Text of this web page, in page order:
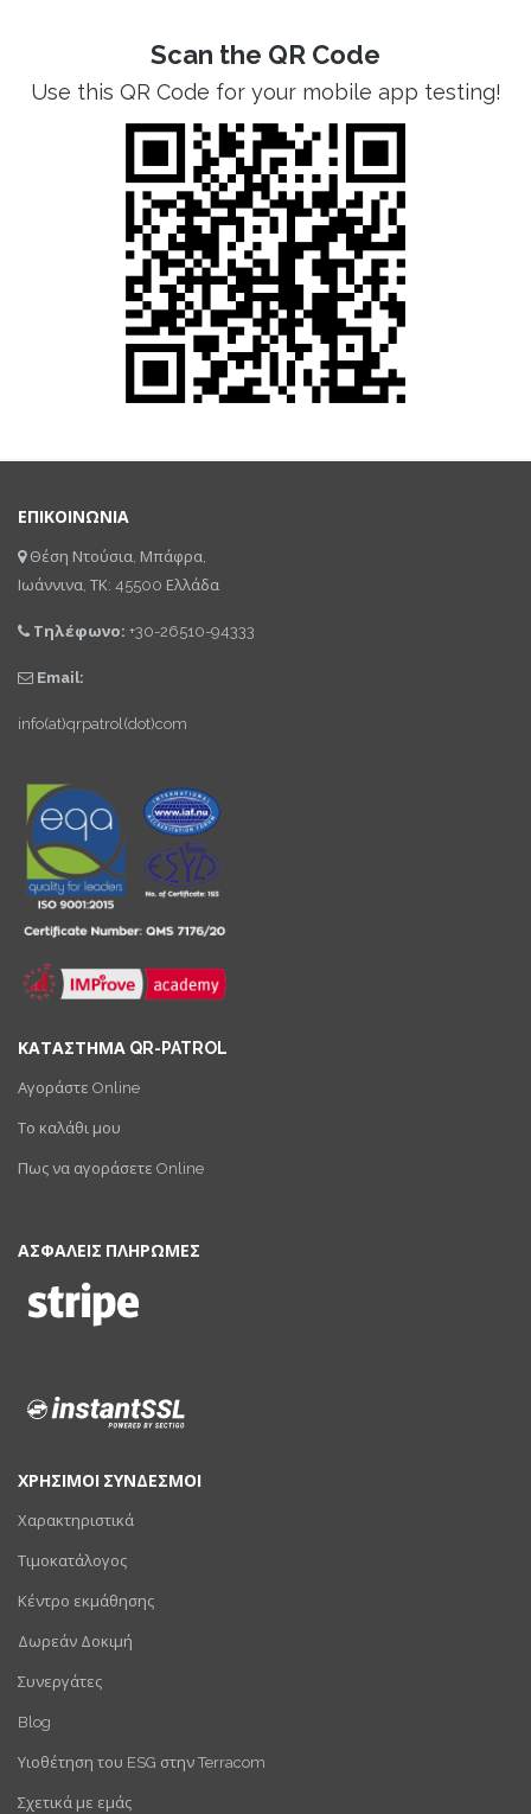
Scan the QR Code
Use this QR Code for your mobile app testing!
ΕΠΙΚΟΙΝΩΝΙΑ
Θέση Ντούσια, Μπάφρα,
Ιωάννινα, ΤΚ: 45500 Ελλάδα
Τηλέφωνο: +30-26510-94333
Email:
info(at)qrpatrol(dot)com
ΚΑΤΑΣΤΗΜΑ QR-PATROL
Αγοράστε Online
Το καλάθι μου
Πως να αγοράσετε Online
ΑΣΦΑΛΕΙΣ ΠΛΗΡΩΜΕΣ
ΧΡΗΣΙΜΟΙ ΣΥΝΔΕΣΜΟΙ
Χαρακτηριστικά
Τιμοκατάλογος
Κέντρο εκμάθησης
Δωρεάν Δοκιμή
Συνεργάτες
Blog
Υιοθέτηση του ESG στην Terracom
Σχετικά με εμάς